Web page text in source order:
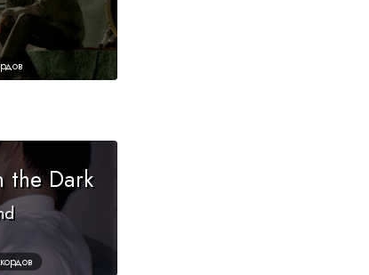
the Dark